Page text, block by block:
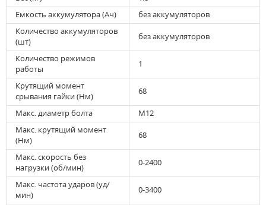
Емкость аккумулятора (Ач)
без аккумуляторов
Количество аккумуляторов
(шт)
без аккумуляторов
Количество режимов
работы
1
Крутящий момент
срывания гайки (Нм)
68
Макс. диаметр болта
M12
Макс. крутящий момент
(Нм)
68
Макс. скорость без
нагрузки (об/мин)
0-2400
Макс. частота ударов (уд/
мин)
0-3400